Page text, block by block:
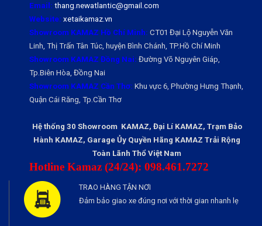
Email: thang.newatlantic@gmail.com
Website: xetaikamaz.vn
Showroom KAMAZ Hồ Chí Minh: CT01 Đại Lộ Nguyễn Văn
Linh, Thị Trấn Tân Túc, huyện Bình Chánh, TP.Hồ Chí Minh
Showroom KAMAZ Đồng Nai: Đường Võ Nguyên Giáp,
Tp.Biên Hòa, Đồng Nai
Showroom KAMAZ Cần Thơ: Khu vực 6, Phường Hưng Thạnh,
Quận Cái Răng, Tp.Cần Thơ
Hệ thống 30 Showroom KAMAZ, Đại Lí KAMAZ, Trạm Bảo
Hành KAMAZ, Garage Ủy Quyền Hãng KAMAZ Trải Rộng
Toàn Lãnh Thổ Việt Nam
Hotline Kamaz (24/24): 098.461.7272
TRAO HÀNG TẬN NƠI
Đảm bảo giao xe đúng nơi với thời gian nhanh lẹ